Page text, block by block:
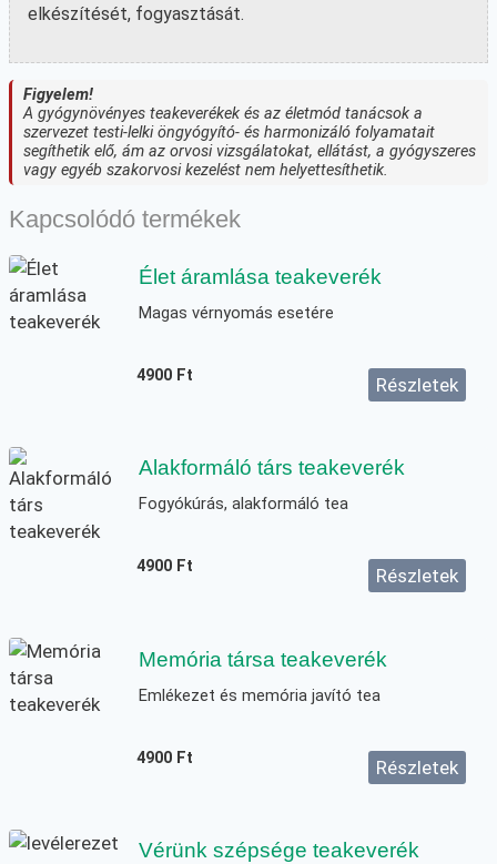
elkészítését, fogyasztását.
Figyelem!
A gyógynövényes teakeverékek és az életmód tanácsok a
szervezet testi-lelki öngyógyító- és harmonizáló folyamatait
segíthetik elő, ám az orvosi vizsgálatokat, ellátást, a gyógyszeres
vagy egyéb szakorvosi kezelést nem helyettesíthetik.
Kapcsolódó termékek
Élet áramlása teakeverék
Magas vérnyomás esetére
4900 Ft Részletek
Alakformáló társ teakeverék
Fogyókúrás, alakformáló tea
4900 Ft Részletek
Memória társa teakeverék
Emlékezet és memória javító tea
4900 Ft Részletek
Vérünk szépsége teakeverék